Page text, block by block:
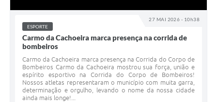
27 MAI 2026 - 10h38
ESPORTE
Carmo da Cachoeira marca presença na corrida de
bombeiros
Carmo da Cachoeira marca presença na Corrida do Corpo de
Bombeiros Carmo da Cachoeira mostrou sua força, união e
espírito esportivo na Corrida do Corpo de Bombeiros!
Nossos atletas representaram o município com muita garra,
determinação e orgulho, levando o nome da nossa cidade
ainda mais longe!...